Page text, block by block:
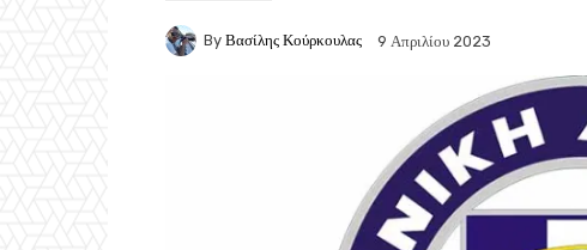
By Βασίλης Κούρκουλας 9 Απριλίου 2023